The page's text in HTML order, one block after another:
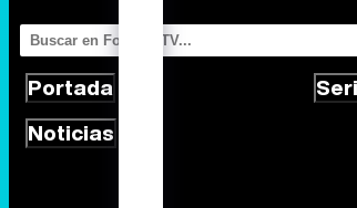
Portada
Noticias